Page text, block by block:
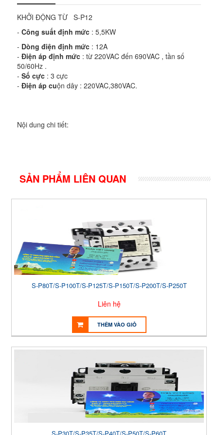
KHỞI ĐỘNG TỪ S-P12
- Công suất định mức : 5,5KW
- Dòng điện định mức : 12A
- Điện áp định mức : từ 220VAC đến 690VAC , tần số
50/60Hz .
- Số cực : 3 cực
- Điện áp cuộn dây : 220VAC,380VAC.
Nội dung chi tiết:
SẢN PHẨM LIÊN QUAN
S-P80T/S-P100T/S-P125T/S-P150T/S-P200T/S-P250T
Liên hệ
THÊM VÀO GIỎ
S-P30T/S-P35T/S-P40T/S-P50T/S-P60T